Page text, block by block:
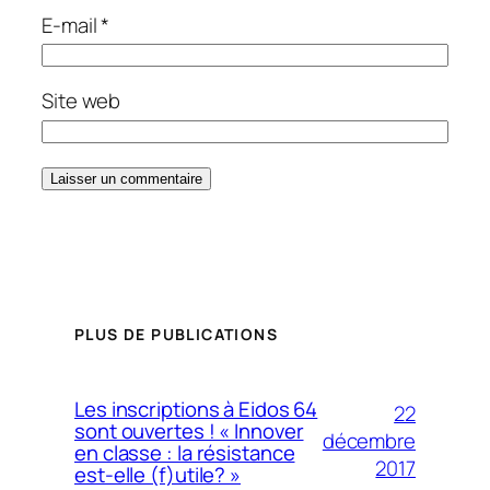
E-mail*
Site web
PLUS DE PUBLICATIONS
Les inscriptions à Eidos 64
sont ouvertes ! « Innover
en classe : la résistance
est-elle (f)utile? »
22
décembre
2017